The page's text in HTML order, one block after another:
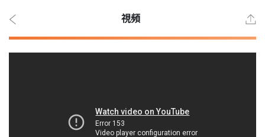
視頻